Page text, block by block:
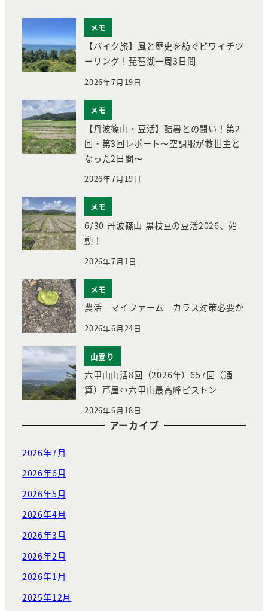
メモ
【バイク旅】風と歴史を紡ぐビワイチツ
ーリング！琵琶湖一周3日間
2026年7月19日
メモ
【丹波篠山・豆活】酷暑との闘い！第2
回・第3回レポート〜空調服が救世主と
なった2日間〜
2026年7月19日
メモ
6/30 丹波篠山 黒枝豆の豆活2026、始
動！
2026年7月1日
メモ
農活 マイファーム カラス対策必要か
2026年6月24日
山登り
六甲山山活8回（2026年）657回（通
算）芦屋↔︎六甲山最高峰ピストン
2026年6月18日
アーカイブ
2026年7月
2026年6月
2026年5月
2026年4月
2026年3月
2026年2月
2026年1月
2025年12月